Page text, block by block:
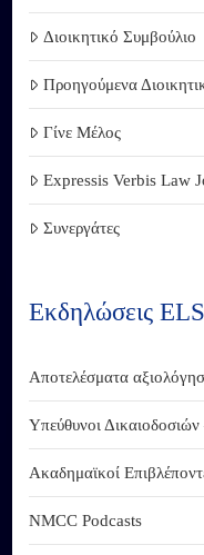
Διοικητικό Συμβούλιο
Προηγούμενα
Γίνε Μέλος
Expressis Verbis Law
Συνεργάτες
Εκδηλώσεις
Αποτελέσματα
Υπεύθυνοι
Ακαδημαϊκοί
NMCC Podcasts